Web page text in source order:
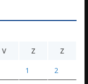
V Z Z
1 2